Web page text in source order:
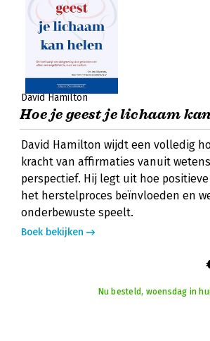
David Hamilton
Hoe je geest je lichaam
David Hamilton wijdt een volledig
kracht van affirmaties vanuit
perspectief. Hij legt uit hoe
het herstelproces beïnvloeden en
onderbewuste speelt.
Boek bekijken
Nu besteld, woensdag in